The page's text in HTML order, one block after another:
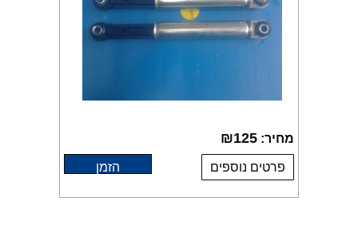
מחיר: ₪125
פרטים נוספים הזמן